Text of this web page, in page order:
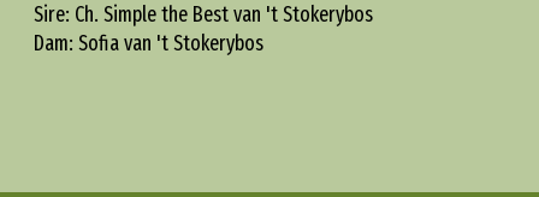
Sire: Ch. Simple the Best van 't Stokerybos
Dam: Sofia van 't Stokerybos